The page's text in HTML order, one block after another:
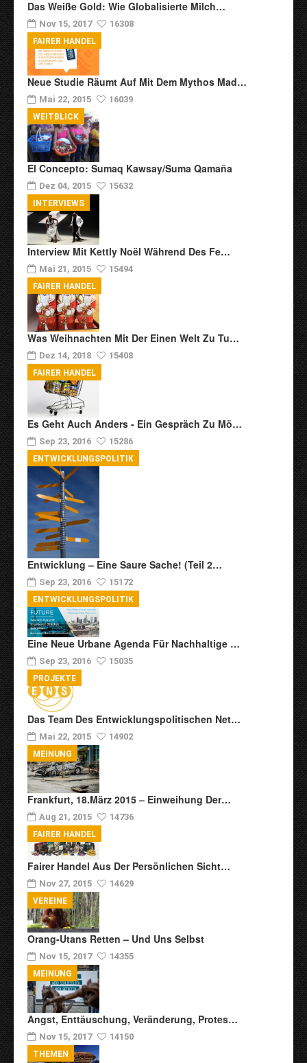
Das Weiße Gold: Wie Globalisierte Milch…
Nov 15, 2017 16308
Neue Studie Räumt Auf Mit Dem Mythos Mad…
Mai 22, 2015 16039
FAIRER HANDEL
El Concepto: Sumaq Kawsay/Suma Qamaña
Dez 04, 2015 15632
WEITBLICK
Interview Mit Kettly Noël Während Des Fe…
Mai 21, 2015 15494
INTERVIEWS
Was Weihnachten Mit Der Einen Welt Zu Tu…
Dez 14, 2018 15408
FAIRER HANDEL
Es Geht Auch Anders - Ein Gespräch Zu Mö…
Sep 23, 2016 15286
FAIRER HANDEL
Entwicklung – Eine Saure Sache! (Teil 2…
Sep 23, 2016 15172
ENTWICKLUNGSPOLITIK
Eine Neue Urbane Agenda Für Nachhaltige …
Sep 23, 2016 15035
ENTWICKLUNGSPOLITIK
Das Team Des Entwicklungspolitischen Net…
Mai 22, 2015 14902
PROJEKTE
Frankfurt, 18.März 2015 – Einweihung Der…
Aug 21, 2015 14736
MEINUNG
Fairer Handel Aus Der Persönlichen Sicht…
Nov 27, 2015 14629
FAIRER HANDEL
Orang-Utans Retten – Und Uns Selbst
Nov 15, 2017 14355
VEREINE
Angst, Enttäuschung, Veränderung, Protes…
Nov 15, 2017 14150
MEINUNG
THEMEN